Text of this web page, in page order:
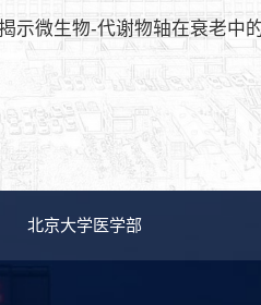
示微生物-代谢物轴在衰老中
北京大学医学部